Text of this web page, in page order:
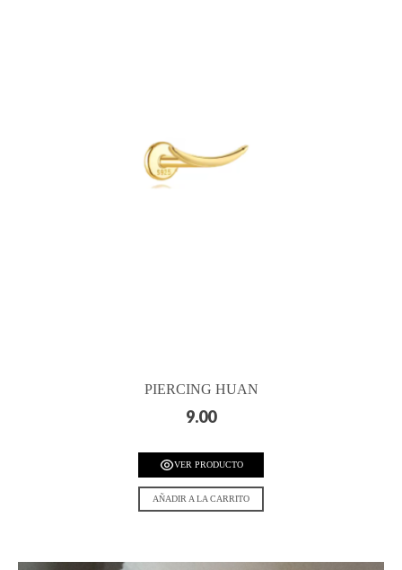
PIERCING HUAN
9.00
VER PRODUCTO
AÑADIR A LA CARRITO